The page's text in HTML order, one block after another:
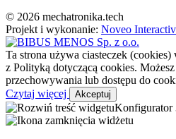
© 2026 mechatronika.tech
Projekt i wykonanie: Noveo
Ta strona używa ciasteczek
z Polityką dotyczącą cookies.
przechowywania lub dostępu do
Czytaj więcej
Akceptuj
Konfigurator